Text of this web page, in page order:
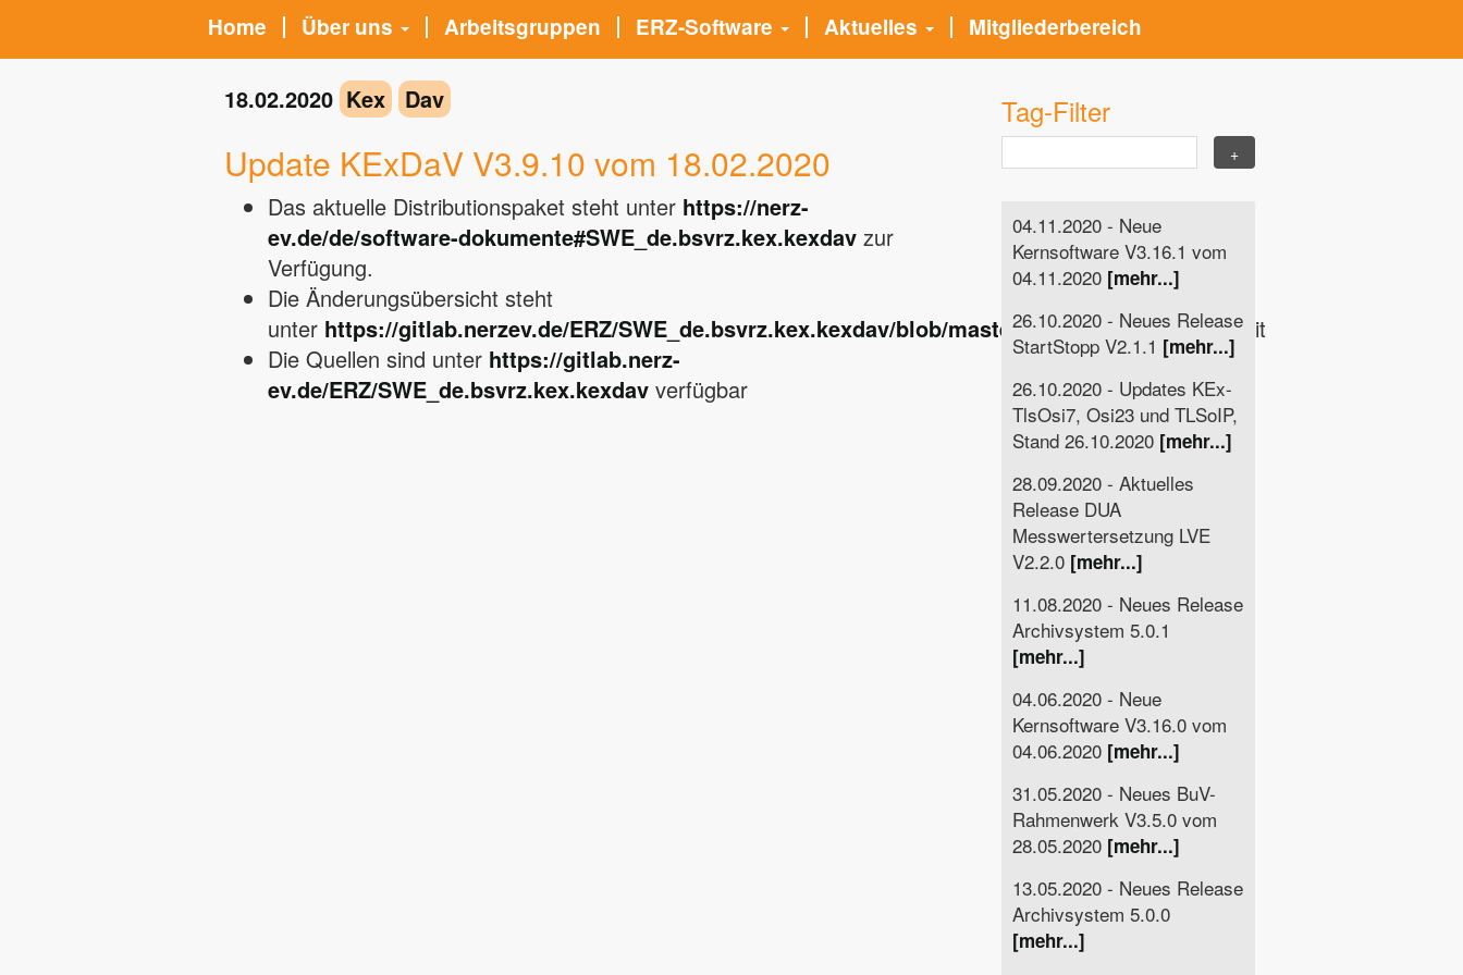
Home Über uns Arbeitsgruppen ERZ-Software Aktuelles Mitgliederbereich
18.02.2020 Kex Dav
Update KExDaV V3.9.10 vom 18.02.2020
Das aktuelle Distributionspaket steht unter https://nerz-
ev.de/de/software-dokumente#SWE_de.bsvrz.kex.kexdav zur
Verfügung.
Die Änderungsübersicht steht
unter https://gitlab.nerzev.de/ERZ/SWE_de.bsvrz.kex.kexdav/blob/master/CHANGELOG.mdbereit
Die Quellen sind unter https://gitlab.nerz-
ev.de/ERZ/SWE_de.bsvrz.kex.kexdav verfügbar
Tag-Filter
04.11.2020 - Neue
Kernsoftware V3.16.1 vom
04.11.2020 [mehr...]
26.10.2020 - Neues Release
StartStopp V2.1.1 [mehr...]
26.10.2020 - Updates KEx-
TlsOsi7, Osi23 und TLSoIP,
Stand 26.10.2020 [mehr...]
28.09.2020 - Aktuelles
Release DUA
Messwertersetzung LVE
V2.2.0 [mehr...]
11.08.2020 - Neues Release
Archivsystem 5.0.1
[mehr...]
04.06.2020 - Neue
Kernsoftware V3.16.0 vom
04.06.2020 [mehr...]
31.05.2020 - Neues BuV-
Rahmenwerk V3.5.0 vom
28.05.2020 [mehr...]
13.05.2020 - Neues Release
Archivsystem 5.0.0
[mehr...]